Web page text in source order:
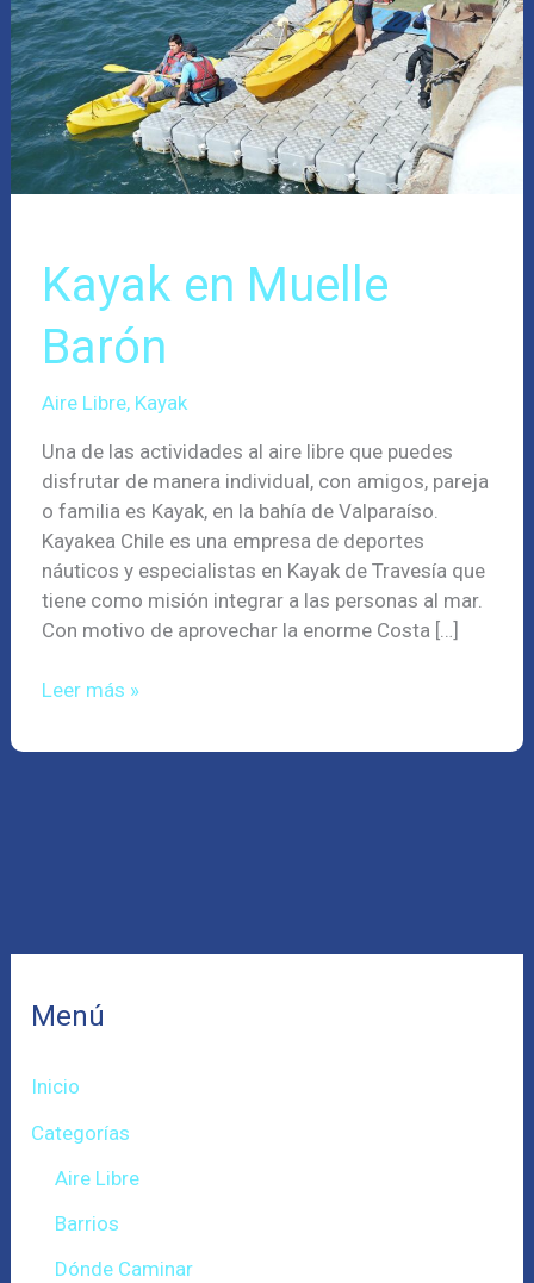
Kayak en Muelle
Barón
Aire Libre, Kayak
Una de las actividades al aire libre que puedes
disfrutar de manera individual, con amigos, pareja
o familia es Kayak, en la bahía de Valparaíso.
Kayakea Chile es una empresa de deportes
náuticos y especialistas en Kayak de Travesía que
tiene como misión integrar a las personas al mar.
Con motivo de aprovechar la enorme Costa […]
Leer más »
Menú
Inicio
Categorías
Aire Libre
Barrios
Dónde Caminar